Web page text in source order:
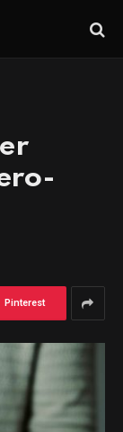
Pinterest